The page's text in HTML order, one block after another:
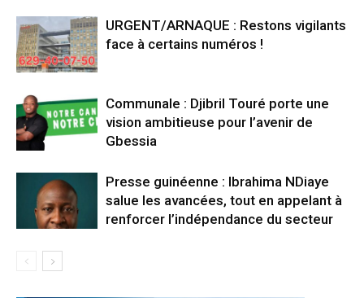
URGENT/ARNAQUE : Restons vigilants
face à certains numéros !
Communale : Djibril Touré porte une
vision ambitieuse pour l’avenir de
Gbessia
Presse guinéenne : Ibrahima NDiaye
salue les avancées, tout en appelant à
renforcer l’indépendance du secteur